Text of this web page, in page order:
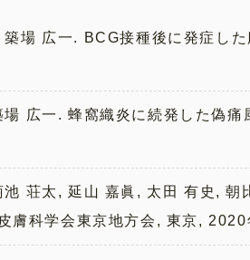
場 広一. BCG接種後に発症し
広一. 蜂窩織炎に続発した偽
荘太, 延山 嘉眞, 太田 有史,
膚科学会東京地方会, 東京, 2020